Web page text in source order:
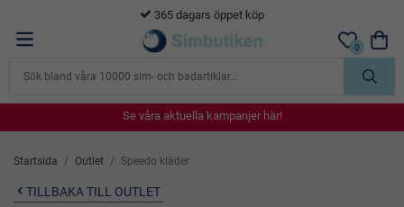
365 dagars öppet köp
0
Se våra aktuella kampanjer här!
Se våra aktuella kampanjer här!
Se våra aktuella kampanjer här!
Se våra aktuella kampanjer här!
Startsida / Outlet / Speedo kläder
TILLBAKA TILL OUTLET